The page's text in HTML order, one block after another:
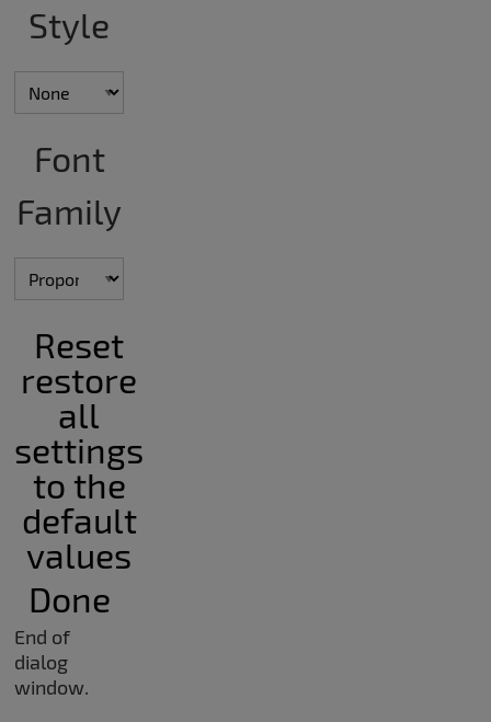
Style
Font
Family
Reset
restore
all
settings
to the
default
values
Done
End of
dialog
window.